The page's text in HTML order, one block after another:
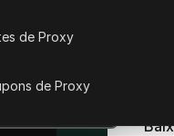
de Proxy
de Proxy
esta página
esta página
O Navegador
de múltiplas